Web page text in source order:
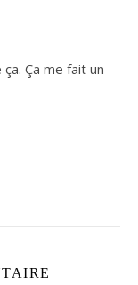
Ça me fait un